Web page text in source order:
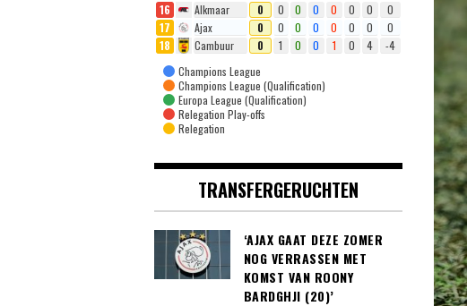
16
Alkmaar 0 0 0 0 0 0 0
0
17
Ajax 0 0 0 0 0 0 0
0
18
Cambuur 0 1 0 0 1 0 4
-4
Champions League
Champions League (Qualification)
Europa League (Qualification)
Relegation Play-offs
Relegation
TRANSFERGERUCHTEN
‘AJAX GAAT DEZE ZOMER
NOG VERRASSEN MET
KOMST VAN ROONY
BARDGHJI (20)’